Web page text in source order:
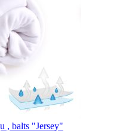
, balts "Jersey"